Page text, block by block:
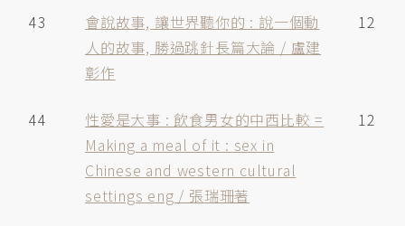
43
會說故事, 讓世界聽你的 : 說一個動
人的故事, 勝過跳針長篇大論 / 盧建
彰作
12
44
性愛是大事 : 飲食男女的中西比較 =
Making a meal of it : sex in
Chinese and western cultural
settings eng / 張瑞珊著
12